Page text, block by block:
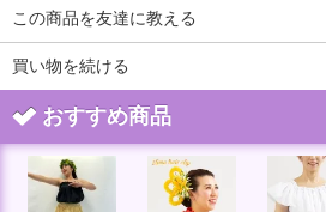
この商品を友達に教える
買い物を続ける
おすすめ商品